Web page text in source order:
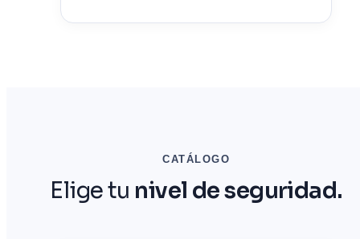
CATÁLOGO
Elige tu nivel de seguridad.